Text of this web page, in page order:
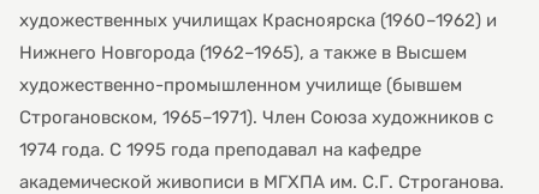
художественных училищах Красноярска (1960–1962) и
Нижнего Новгорода (1962–1965), а также в Высшем
художественно-промышленном училище (бывшем
Строгановском, 1965–1971). Член Союза художников с
1974 года. С 1995 года преподавал на кафедре
академической живописи в МГХПА им. С.Г. Строганова.